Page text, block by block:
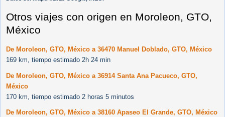
Otros viajes con origen en Moroleon, GTO,
México
De Moroleon, GTO, México a 36470 Manuel Doblado, GTO, México
169 km, tiempo estimado 2h 24 min
De Moroleon, GTO, México a 36914 Santa Ana Pacueco, GTO,
México
170 km, tiempo estimado 2 horas 5 minutos
De Moroleon, GTO, México a 38160 Apaseo El Grande, GTO, México